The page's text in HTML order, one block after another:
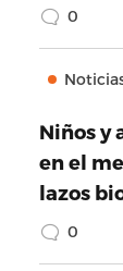
0
Niños y
en el
lazos
0